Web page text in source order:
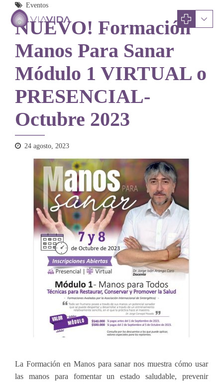
Eventos
NUEVO! Formación
Manos Para Sanar
Módulo 1 VIRTUAL o
PRESENCIAL-
Octubre 2023
24 agosto, 2023
La Formación en Manos para sanar nos muestra cómo usar
las manos para fomentar un estado saludable, prevenir